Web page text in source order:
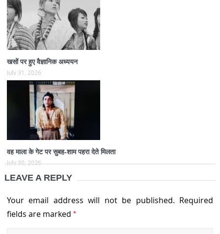
खसों पर हुए वैज्ञानिक अध्ययन
July 31, 2026
वह माला के गेट पर सुबह-शाम पहरा देते मिलता
July 30, 2026
LEAVE A REPLY
Your email address will not be published. Required
fields are marked *